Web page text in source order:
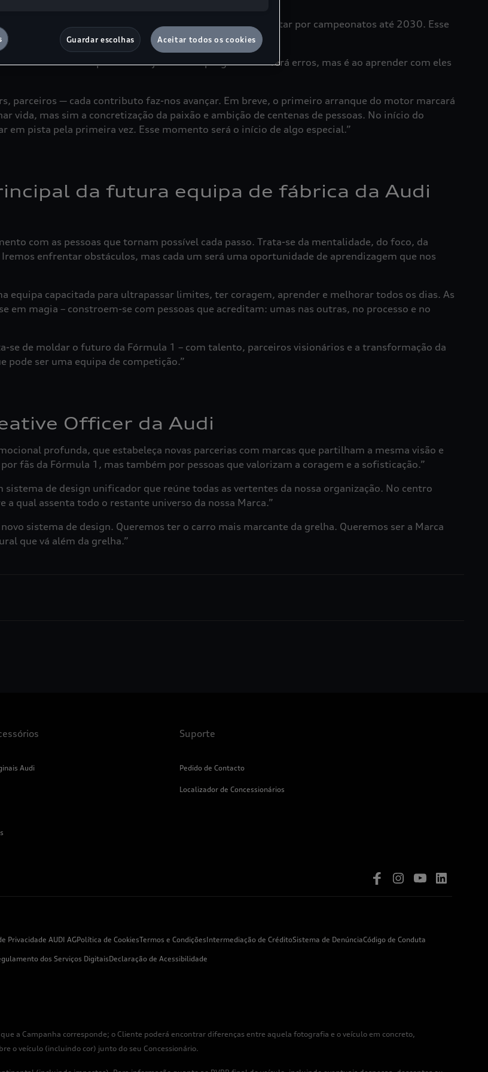
– se não mesmo de todo o desporto. O objetivo é claro: lutar por campeonatos até 2030. Esse
melhoria contínua.”
Tornar-se campeão é uma jornada de progresso. Haverá erros, mas é ao aprender com eles
parceiros — cada contributo faz-nos avançar. Em breve, o primeiro arranque do motor marcará
vida, mas sim a concretização da paixão e ambição de centenas de pessoas. No início do
pista pela primeira vez. Esse momento será o início de algo especial.”
da futura equipa de fábrica da Audi
com as pessoas que tornam possível cada passo. Trata-se da mentalidade, do foco, da
enfrentar obstáculos, mas cada um será uma oportunidade de aprendizagem que nos
equipa capacitada para ultrapassar limites, ter coragem, aprender e melhorar todos os dias. As
em magia – constroem-se com pessoas que acreditam: umas nas outras, no processo e no
se de moldar o futuro da Fórmula 1 – com talento, parceiros visionários e a transformação da
pode ser uma equipa de competição.”
Officer da Audi
profunda, que estabeleça novas parcerias com marcas que partilham a mesma visão e
fãs da Fórmula 1, mas também por pessoas que valorizam a coragem e a sofisticação.”
de design unificador que reúne todas as vertentes da nossa organização. No centro
a qual assenta todo o restante universo da nossa Marca.”
sistema de design. Queremos ter o carro mais marcante da grelha. Queremos ser a Marca
que vá além da grelha.”
Audi
Suporte
Pedido de Contacto
Localizador de Concessionários
Privacidade AUDI AGPolítica de CookiesTermos e CondiçõesIntermediação de CréditoSistema de DenúnciaCódigo de Conduta
dos Serviços DigitaisDeclaração de Acessibilidade
a Campanha corresponde; o Cliente poderá encontrar diferenças entre aquela fotografia e o veículo em concreto,
o veículo (incluindo cor) junto do seu Concessionário.
Guardar escolhas Aceitar todos os cookies